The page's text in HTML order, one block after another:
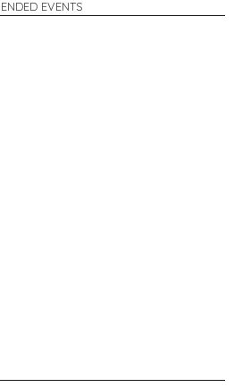
EVENTS